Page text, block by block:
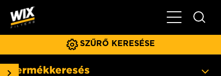
Főmenü
SZŰRŐ KERESÉSE
Termékkeresés